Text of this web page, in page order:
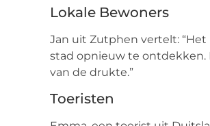
Lokale Bewoners
Jan uit Zutphen vertelt:
stad opnieuw te ontdekken.
van de drukte.”
Toeristen